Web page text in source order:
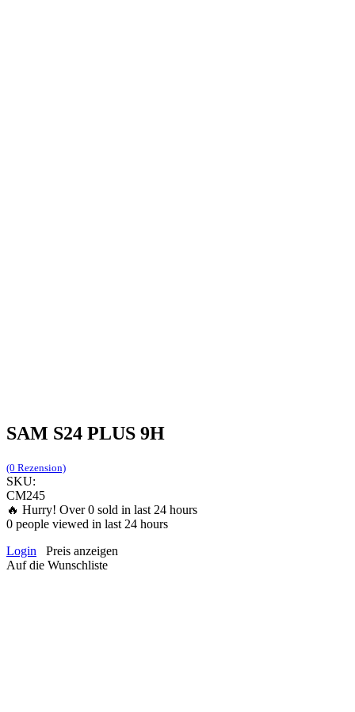
SAM S24 PLUS 9H
(0 Rezension)
SKU:
CM245
🔥 Hurry! Over0 sold in last 24 hours
0 people viewed in last 24 hours
Login
Preis anzeigen
Auf die Wunschliste